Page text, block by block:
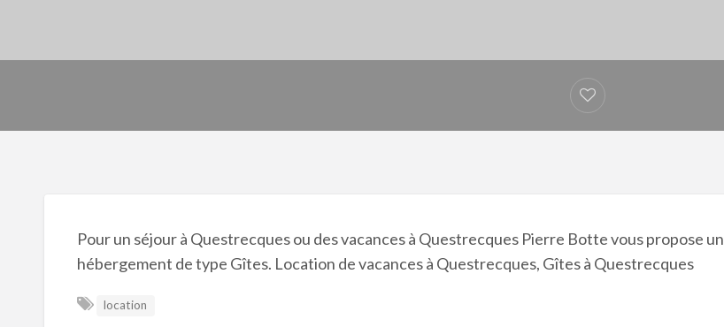
Pour un séjour à Questrecques ou des vacances à Questrecques Pierre Botte vous propose un
hébergement de type Gîtes. Location de vacances à Questrecques, Gîtes à Questrecques
location